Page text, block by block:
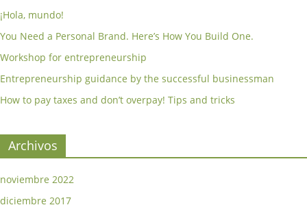
¡Hola, mundo!
You Need a Personal Brand. Here’s How You Build One.
Workshop for entrepreneurship
Entrepreneurship guidance by the successful businessman
How to pay taxes and don’t overpay! Tips and tricks
Archivos
noviembre 2022
diciembre 2017